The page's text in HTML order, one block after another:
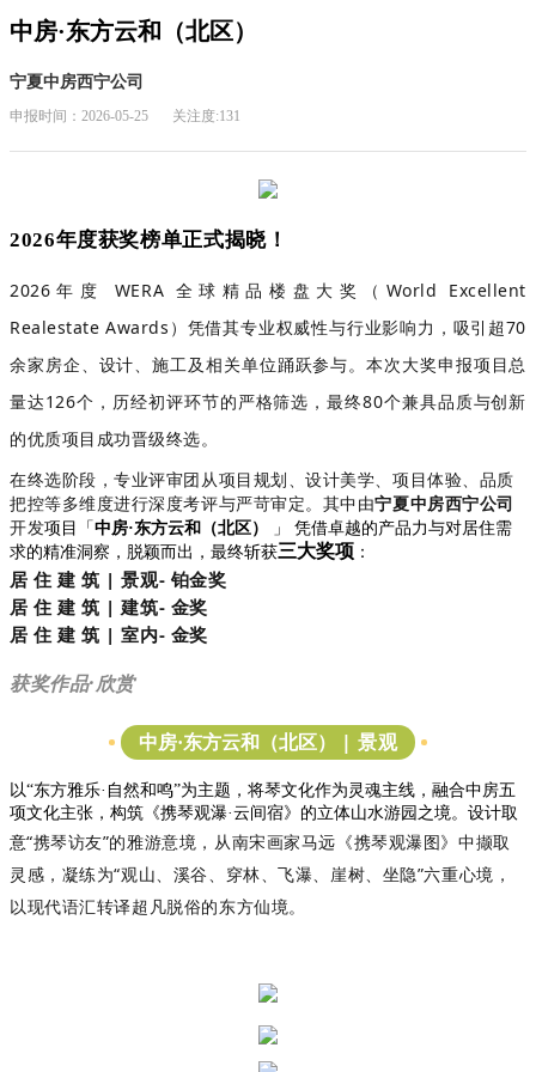
中房·东方云和（北区）
宁夏中房西宁公司
申报时间：2026-05-25 关注度:131
2026年度获奖榜单正式揭晓！
2026年度 WERA 全球精品楼盘大奖（World Excellent
Realestate Awards）凭借其专业权威性与行业影响力，吸引超70
余家房企、设计、施工及相关单位踊跃参与。本次大奖申报项目总
量达126个，历经初评环节的严格筛选，最终80个兼具品质与创新
的优质项目成功晋级终选。
在终选阶段，专业评审团从项目规划、设计美学、项目体验、品质
把控等多维度进行深度考评与严苛审定。 其中由宁夏中房西宁公司
开发项目 「中房·东方云和（北区）
」 凭借卓越的产品力与对居住需
求的精准洞察，脱颖而出，最终斩获三大奖项 ：
居 住 建 筑 | 景观- 铂金奖
居 住 建 筑 | 建筑- 金奖
居 住 建 筑 | 室内- 金奖
获奖作品·欣赏
中房·东方云和（北区） | 景观
以“东方雅乐·自然和鸣”为主题，将琴文化作为灵魂主线，融合中房五
项文化主张，构筑《携琴观瀑·云间宿》的立体山水游园之境。设计取
意“携琴访友”的雅游意境，从南宋画家马远《携琴观瀑图》中撷取
灵感，凝练为“观山、溪谷、穿林、飞瀑、崖树、坐隐”六重心境，
以现代语汇转译超凡脱俗的东方仙境。